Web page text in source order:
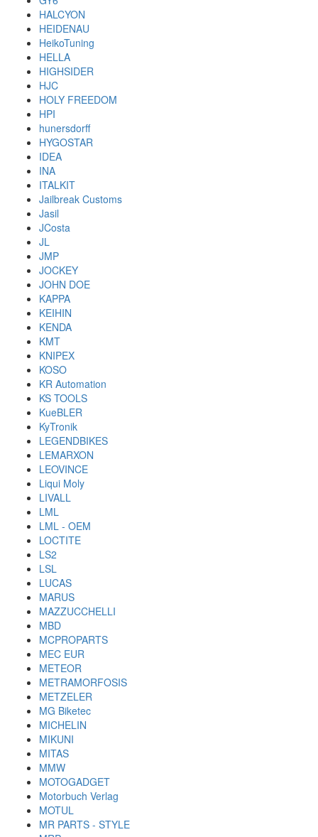
HALCYON
HEIDENAU
HeikoTuning
HELLA
HIGHSIDER
HJC
HOLY FREEDOM
HPI
hunersdorff
HYGOSTAR
IDEA
INA
ITALKIT
Jailbreak Customs
Jasil
JCosta
JL
JMP
JOCKEY
JOHN DOE
KAPPA
KEIHIN
KENDA
KMT
KNIPEX
KOSO
KR Automation
KS TOOLS
KueBLER
KyTronik
LEGENDBIKES
LEMARXON
LEOVINCE
Liqui Moly
LIVALL
LML
LML - OEM
LOCTITE
LS2
LSL
LUCAS
MARUS
MAZZUCCHELLI
MBD
MCPROPARTS
MEC EUR
METEOR
METRAMORFOSIS
METZELER
MG Biketec
MICHELIN
MIKUNI
MITAS
MMW
MOTOGADGET
Motorbuch Verlag
MOTUL
MR PARTS - STYLE